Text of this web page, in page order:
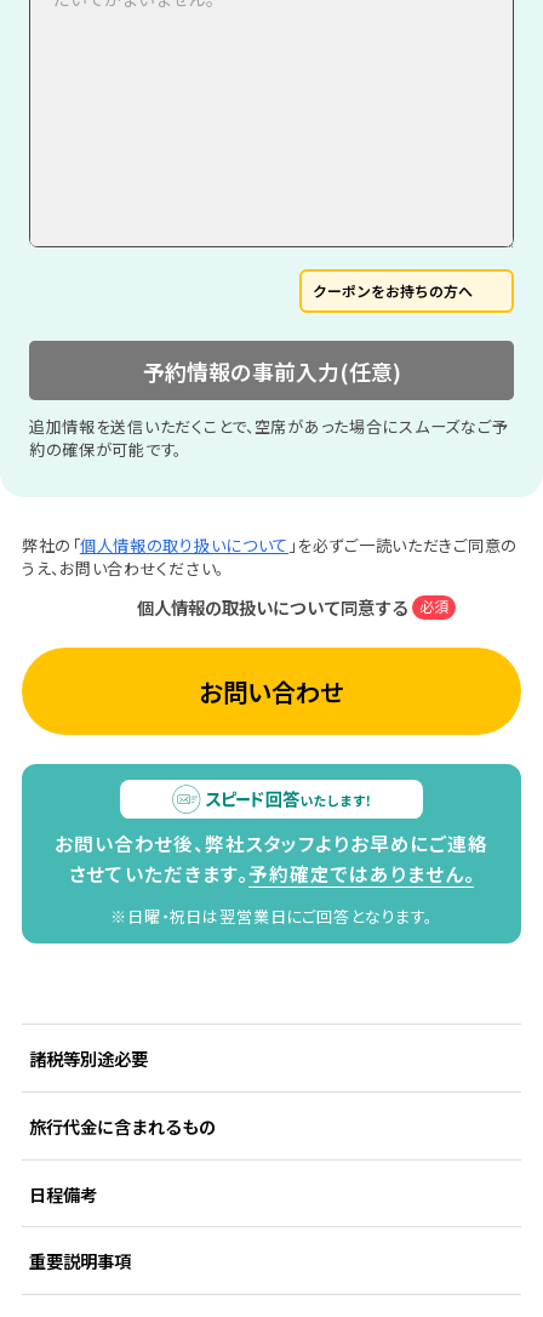
クーポンをお持ちの方へ
予約情報の事前入力(任意)
追加情報を送信いただくことで、空席があった場合にスムーズなご予
約の確保が可能です。
弊社の「個人情報の取り扱いについて 」を必ずご一読いただきご同意の
うえ、お問い合わせください。
個人情報の取扱いについて同意する 必須
お問い合わせ
お問い合わせ後、弊社スタッフよりお早めにご連絡
させていただきます。予約確定ではありません。
※日曜・祝日は翌営業日にご回答となります。
諸税等別途必要
旅行代金に含まれるもの
日程備考
重要説明事項